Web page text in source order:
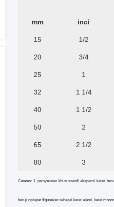
mm inci
15 1/2
20 3/4
25 1
32 1 1/4
40 1 1/2
50 2
65 2 1/2
80 3
Catatan: 1. persyaratan khusussendi ekspansi karet
berujungdapat digunakan sebagai karet alami, karet